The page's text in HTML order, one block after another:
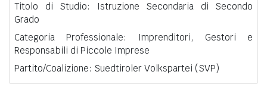
Titolo di Studio: Istruzione Secondaria di Secondo
Grado
Categoria Professionale: Imprenditori, Gestori e
Responsabili di Piccole Imprese
Partito/Coalizione: Suedtiroler Volkspartei (SVP)